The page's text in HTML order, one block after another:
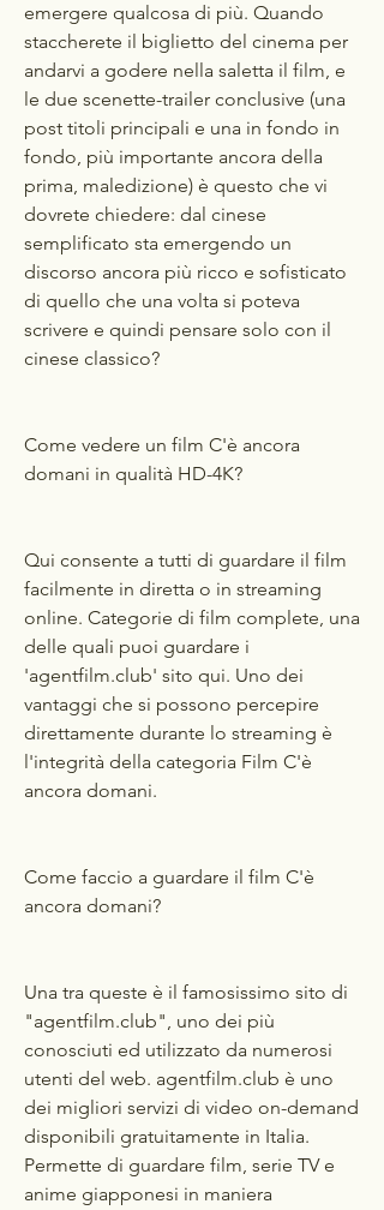
emergere qualcosa di più. Quando
staccherete il biglietto del cinema per
andarvi a godere nella saletta il film, e
le due scenette-trailer conclusive (una
post titoli principali e una in fondo in
fondo, più importante ancora della
prima, maledizione) è questo che vi
dovrete chiedere: dal cinese
semplificato sta emergendo un
discorso ancora più ricco e sofisticato
di quello che una volta si poteva
scrivere e quindi pensare solo con il
cinese classico?
Come vedere un film C'è ancora
domani in qualità HD-4K?
Qui consente a tutti di guardare il film
facilmente in diretta o in streaming
online. Categorie di film complete, una
delle quali puoi guardare i
'agentfilm.club' sito qui. Uno dei
vantaggi che si possono percepire
direttamente durante lo streaming è
l'integrità della categoria Film C'è
ancora domani.
Come faccio a guardare il film C'è
ancora domani?
Una tra queste è il famosissimo sito di
"agentfilm.club", uno dei più
conosciuti ed utilizzato da numerosi
utenti del web. agentfilm.club è uno
dei migliori servizi di video on-demand
disponibili gratuitamente in Italia.
Permette di guardare film, serie TV e
anime giapponesi in maniera